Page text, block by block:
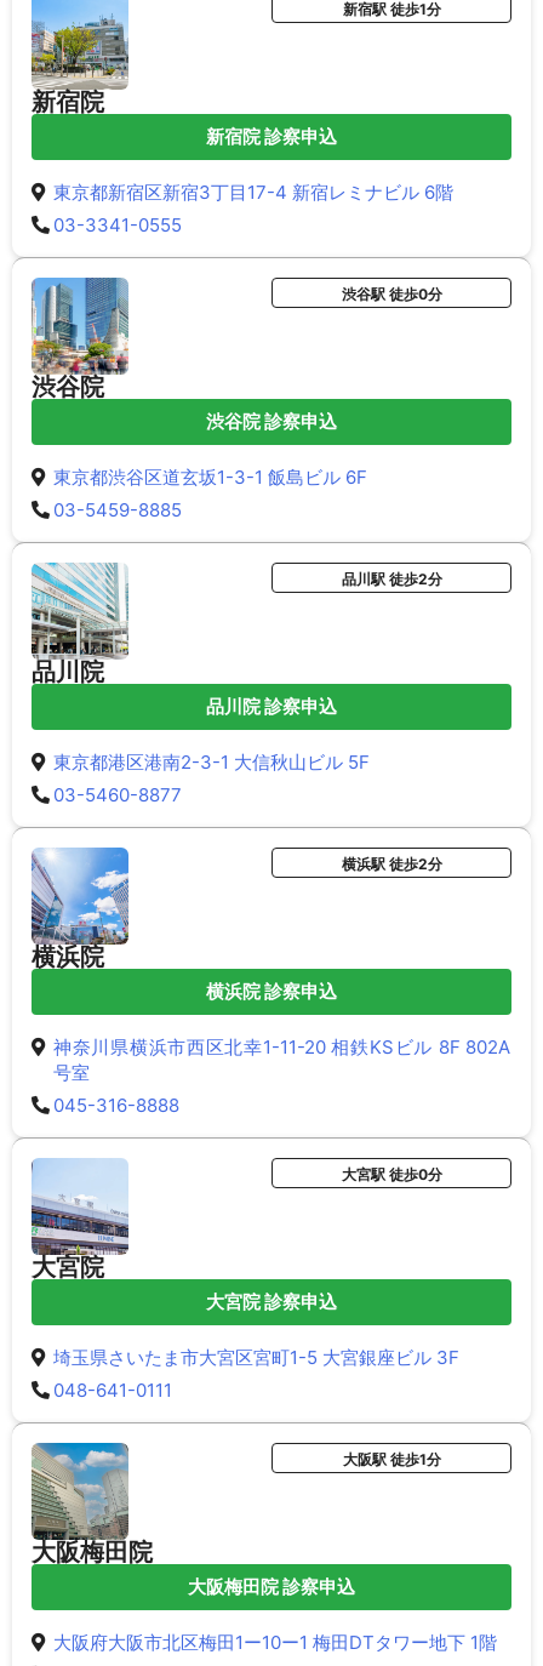
新宿院
新宿駅 徒歩1分
新宿院 診察申込
東京都新宿区新宿3丁目17-4 新宿レミナビル 6階
03-3341-0555
渋谷院
渋谷駅 徒歩0分
渋谷院 診察申込
東京都渋谷区道玄坂1-3-1 飯島ビル 6F
03-5459-8885
品川院
品川駅 徒歩2分
品川院 診察申込
東京都港区港南2-3-1 大信秋山ビル 5F
03-5460-8877
横浜院
横浜駅 徒歩2分
横浜院 診察申込
神奈川県横浜市西区北幸1-11-20 相鉄KSビル 8F 802A
号室
045-316-8888
大宮院
大宮駅 徒歩0分
大宮院 診察申込
埼玉県さいたま市大宮区宮町1-5 大宮銀座ビル 3F
048-641-0111
大阪梅田院
大阪駅 徒歩1分
大阪梅田院 診察申込
大阪府大阪市北区梅田1ー10ー1 梅田DTタワー地下 1階